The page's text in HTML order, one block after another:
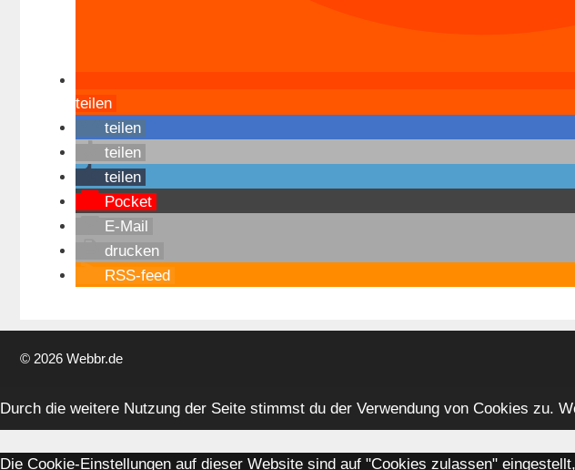
teilen
teilen
teilen
teilen
Pocket
E-Mail
drucken
RSS-feed
© 2026 Webbr.de
Durch die weitere Nutzung der Seite stimmst du der Verwendung von Cookies zu.
Die Cookie-Einstellungen auf dieser Website sind auf "Cookies zulassen"